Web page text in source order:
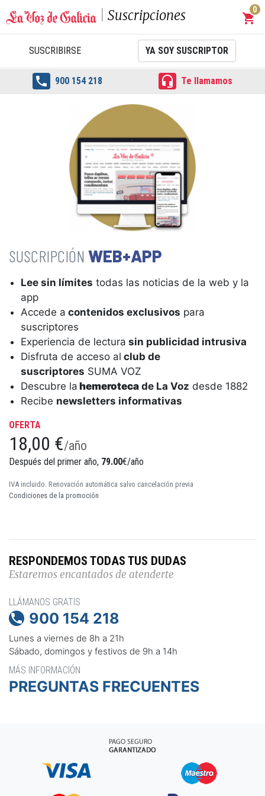
Suscripciones shopping_cart
0
SUSCRIBIRSE YA SOY SUSCRIPTOR
 900 154 218  Te llamamos
WEB+APP
Lee sin límites todas las noticias de la web y la
app
Accede a contenidos exclusivos para
suscriptores
Experiencia de lectura sin publicidad intrusiva
Disfruta de acceso al club de
suscriptores SUMA VOZ
Descubre la hemeroteca de La Voz desde 1882
Recibe newsletters informativas
OFERTA
18,00 €/año
Después del primer año, 79.00€/año
IVA incluido. Renovación automática salvo cancelación previa
Condiciones de la promoción
RESPONDEMOS TODAS TUS DUDAS
Estaremos encantados de atenderte
LLÁMANOS GRATIS
 900 154 218
Lunes a viernes de 8h a 21h
Sábado, domingos y festivos de 9h a 14h
MÁS INFORMACIÓN
PREGUNTAS FRECUENTES